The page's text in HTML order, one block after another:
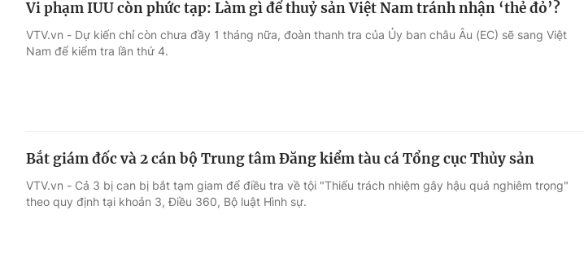
Thế giới đó đây
Vi phạm IUU còn phức tạp: Làm gì để thuỷ sản Việt Nam tránh nhận ‘thẻ đỏ’?
VTV.vn - Dự kiến chỉ còn chưa đầy 1 tháng nữa, đoàn thanh tra của Ủy ban châu Âu (EC) sẽ sang Việt
Nam để kiểm tra lần thứ 4.
Bắt giám đốc và 2 cán bộ Trung tâm Đăng kiểm tàu cá Tổng cục Thủy sản
VTV.vn - Cả 3 bị can bị bắt tạm giam để điều tra về tội "Thiếu trách nhiệm gây hậu quả nghiêm trọng"
theo quy định tại khoản 3, Điều 360, Bộ luật Hình sự.